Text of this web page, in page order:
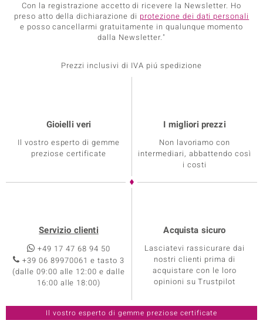
Con la registrazione accetto di ricevere la Newsletter. Ho
preso atto della dichiarazione di protezione dei dati personali
e posso cancellarmi gratuitamente in qualunque momento
dalla Newsletter."
Prezzi inclusivi di IVA piú spedizione
Gioielli veri
Il vostro esperto di gemme
preziose certificate
I migliori prezzi
Non lavoriamo con
intermediari, abbattendo così
i costi
Servizio clienti
+49 17 47 68 94 50
+39 06 89970061 e tasto 3
(dalle 09:00 alle 12:00 e dalle
16:00 alle 18:00)
Acquista sicuro
Lasciatevi rassicurare dai
nostri clienti prima di
acquistare con le loro
opinioni su Trustpilot